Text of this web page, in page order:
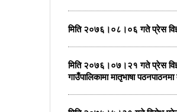
मिति २०७६।०८।०६ गते प्रेस
मिति २०७६।०७।२१ गते प्रेस
गाउँपालिकामा मातृभाषा